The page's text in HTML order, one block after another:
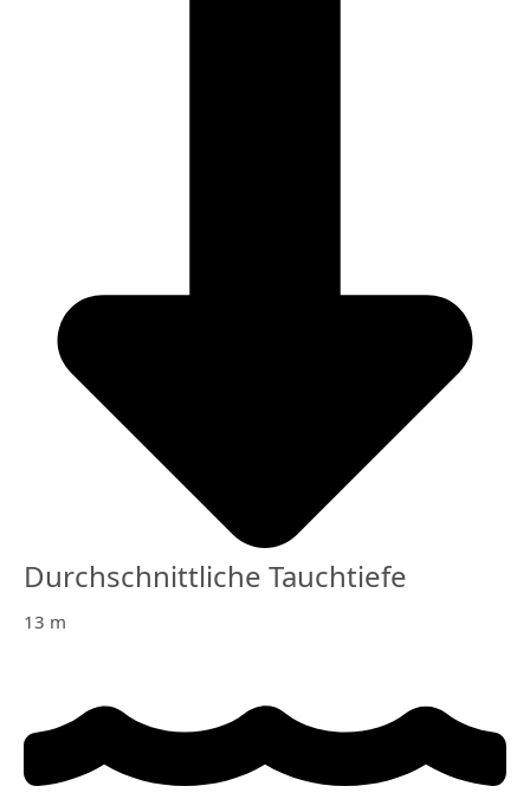
Durchschnittliche Tauchtiefe
13 m